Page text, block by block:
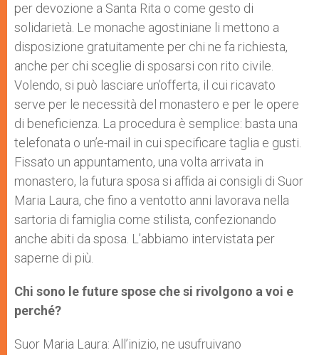
per devozione a Santa Rita o come gesto di
solidarietà. Le monache agostiniane li mettono a
disposizione gratuitamente per chi ne fa richiesta,
anche per chi sceglie di sposarsi con rito civile.
Volendo, si può lasciare un’offerta, il cui ricavato
serve per le necessità del monastero e per le opere
di beneficienza. La procedura è semplice: basta una
telefonata o un’e-mail in cui specificare taglia e gusti.
Fissato un appuntamento, una volta arrivata in
monastero, la futura sposa si affida ai consigli di Suor
Maria Laura, che fino a ventotto anni lavorava nella
sartoria di famiglia come stilista, confezionando
anche abiti da sposa. L’abbiamo intervistata per
saperne di più.
Chi sono le future spose che si rivolgono a voi e
perché?
Suor Maria Laura: All’inizio, ne usufruivano